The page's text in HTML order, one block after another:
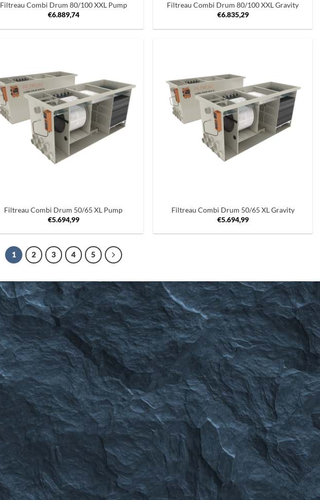
Filtreau Combi Drum 80/100 XXL Pump
€6.889,74
Filtreau Combi Drum 80/100 XXL Gravity
€6.835,29
verlanglijst
Filtreau Combi Drum 50/65 XL Pump
€5.694,99
verlanglijst
Filtreau Combi Drum 50/65 XL Gravity
€5.694,99
1 2 3 4 5